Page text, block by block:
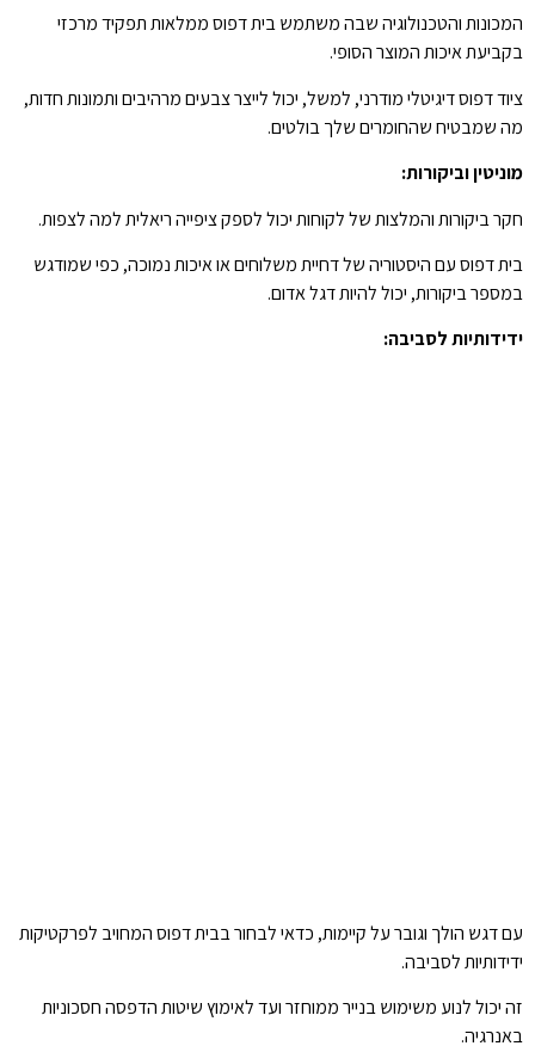
המכונות והטכנולוגיה שבה משתמש בית דפוס ממלאות תפקיד מרכזי
בקביעת איכות המוצר הסופי.
ציוד דפוס דיגיטלי מודרני, למשל, יכול לייצר צבעים מרהיבים ותמונות חדות,
מה שמבטיח שהחומרים שלך בולטים.
מוניטין וביקורות:
חקר ביקורות והמלצות של לקוחות יכול לספק ציפייה ריאלית למה לצפות.
בית דפוס עם היסטוריה של דחיית משלוחים או איכות נמוכה, כפי שמודגש
במספר ביקורות, יכול להיות דגל אדום.
ידידותיות לסביבה:
עם דגש הולך וגובר על קיימות, כדאי לבחור בבית דפוס המחויב לפרקטיקות
ידידותיות לסביבה.
זה יכול לנוע משימוש בנייר ממוחזר ועד לאימוץ שיטות הדפסה חסכוניות
באנרגיה.